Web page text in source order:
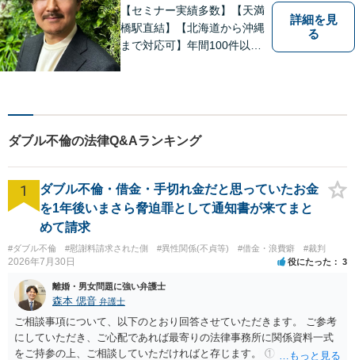
い。
【セミナー実績多数】【天満
橋駅直結】【北海道から沖縄
まで対応可】年間100件以上
すくご説明します【土日対応
可】【電話・メール・LINEで
面談予約可】
詳細を見
る
ダブル不倫の法律Q&Aランキング
1
ダブル不倫・借金・手切れ金だと思っていたお金
を1年後いまさら脅迫罪として通知書が来てまと
めて請求
#ダブル不倫 #慰謝料請求された側 #異性関係(不貞等) #借金・浪費癖 #裁判
2026年7月30日 役にたった 3
離婚・男女問題に強い弁護士
森本 偲音 弁護士
ご相談事項について、以下のとおり回答させていただきます。 ご参考
にしていただき、ご心配であれば最寄りの法律事務所に関係資料一式
をご持参の上、ご相談していただければと存じます。 ① このLINEの